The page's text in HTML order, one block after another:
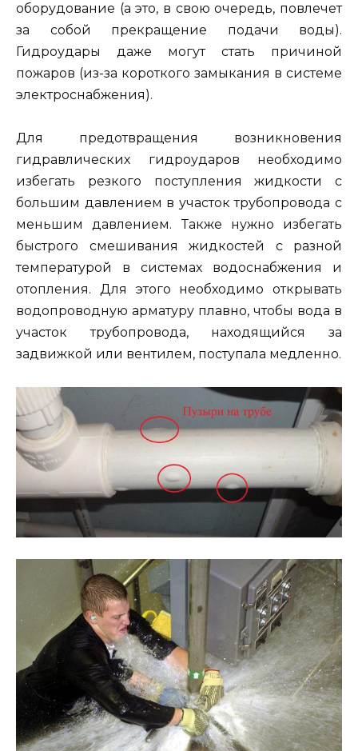
оборудование (а это, в свою очередь, повлечет
за собой прекращение подачи воды).
Гидроудары даже могут стать причиной
пожаров (из-за короткого замыкания в системе
электроснабжения).
Для предотвращения возникновения
гидравлических гидроударов необходимо
избегать резкого поступления жидкости с
большим давлением в участок трубопровода с
меньшим давлением. Также нужно избегать
быстрого смешивания жидкостей с разной
температурой в системах водоснабжения и
отопления. Для этого необходимо открывать
водопроводную арматуру плавно, чтобы вода в
участок трубопровода, находящийся за
задвижкой или вентилем, поступала медленно.